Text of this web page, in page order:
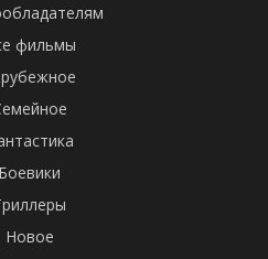
фильмы
Боевики
Новое